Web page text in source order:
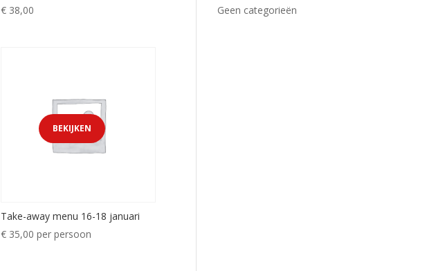
€38,00
BEKIJKEN
Take-away menu 16-18 januari
€35,00 per persoon
Geen categorieën